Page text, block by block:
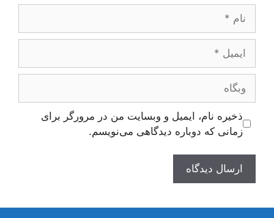
وبگاه
ذخیره نام، ایمیل و وبسایت من در مرورگر برای
زمانی که دوباره دیدگاهی می‌نویسم.